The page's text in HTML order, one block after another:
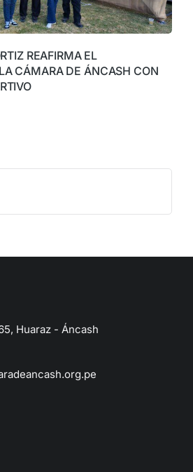
REAFIRMA EL
CÁMARA DE ÁNCASH CON
Huaraz - Áncash